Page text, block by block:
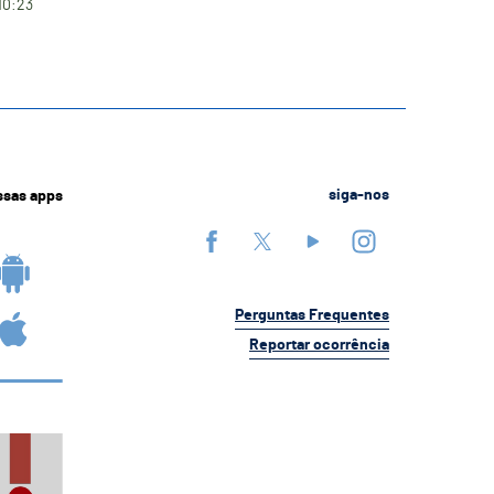
apps siga-nos
Perguntas Frequentes
Reportar ocorrência